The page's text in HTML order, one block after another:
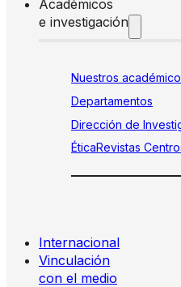
Académicos
e investigación
Nuestros
Departamentos
Dirección de
ÉticaRevistas
Internacional
Vinculación
con el medio